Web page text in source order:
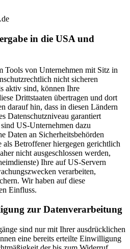
in die USA und
Tools von Unternehmen mit Sitz in
nicht sicheren
aktiv sind, können Ihre
Drittstaaten übertragen und dort
darauf hin, dass in diesen Ländern
Datenschutzniveau garantiert
US-Unternehmen dazu
Daten an Sicherheitsbehörden
als Betroffener hiergegen gerichtlich
nicht ausgeschlossen werden,
Ihre auf US-Servern
verarbeiten,
Wir haben auf diese
Einfluss.
zur Datenverarbeitung
sind nur mit Ihrer ausdrücklichen
eine bereits erteilte Einwilligung